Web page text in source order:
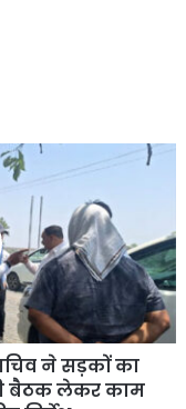
ने सड़कों का
बैठक लेकर काम